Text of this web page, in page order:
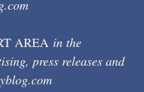
AREA in the
press releases and